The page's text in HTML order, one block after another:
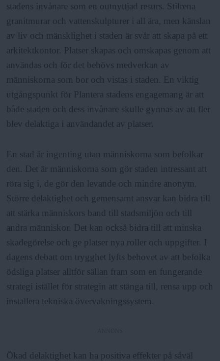
stadens invånare som en outnyttjad resurs. Stilrena
granitmurar och vattenskulpturer i all ära, men känslan
av liv och mänsklighet i staden är svår att skapa på ett
arkitektkontor. Platser skapas och omskapas genom att
användas och för det behövs medverkan av
människorna som bor och vistas i staden. En viktig
utgångspunkt för Plantera stadens engagemang är att
både staden och dess invånare skulle gynnas av att fler
blev delaktiga i användandet av platser.
En stad är ingenting utan människorna som befolkar
den. Det är människorna som gör staden intressant att
röra sig i, de gör den levande och mindre anonym.
Större delaktighet och gemensamt ansvar kan bidra till
att stärka människors band till stadsmiljön och till
andra människor. Det kan också bidra till att minska
skadegörelse och ge platser nya roller och uppgifter. I
dagens debatt om trygghet lyfts behovet av att befolka
ödsliga platser alltför sällan fram som en fungerande
strategi istället för strategin att stänga till, rensa upp och
installera tekniska övervakningssystem.
Ökad delaktighet kan ha positiva effekter på såväl